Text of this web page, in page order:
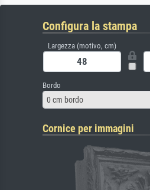
Configura la stampa
Largezza (motivo, cm)
Bordo
0 cm bordo
Cornice per immagini